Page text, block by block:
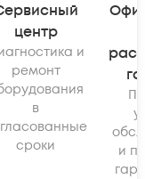
центр
и
ремонт
в
сроки
и